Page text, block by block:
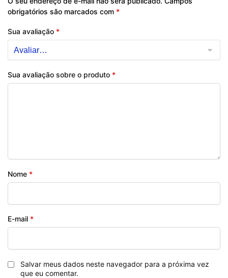
obrigatórios são marcados com *
Sua avaliação *
Sua avaliação sobre o produto *
Nome *
E-mail *
Salvar meus dados neste navegador para a próxima vez
que eu comentar.